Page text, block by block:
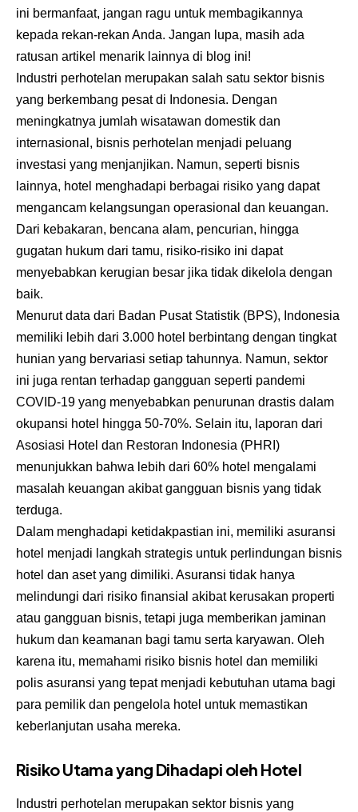
ini bermanfaat, jangan ragu untuk membagikannya
kepada rekan-rekan Anda. Jangan lupa, masih ada
ratusan artikel menarik lainnya di blog ini!
Industri perhotelan merupakan salah satu sektor bisnis
yang berkembang pesat di Indonesia. Dengan
meningkatnya jumlah wisatawan domestik dan
internasional, bisnis perhotelan menjadi peluang
investasi yang menjanjikan. Namun, seperti bisnis
lainnya, hotel menghadapi berbagai risiko yang dapat
mengancam kelangsungan operasional dan keuangan.
Dari kebakaran, bencana alam, pencurian, hingga
gugatan hukum dari tamu, risiko-risiko ini dapat
menyebabkan kerugian besar jika tidak dikelola dengan
baik.
Menurut data dari Badan Pusat Statistik (BPS), Indonesia
memiliki lebih dari 3.000 hotel berbintang dengan tingkat
hunian yang bervariasi setiap tahunnya. Namun, sektor
ini juga rentan terhadap gangguan seperti pandemi
COVID-19 yang menyebabkan penurunan drastis dalam
okupansi hotel hingga 50-70%. Selain itu, laporan dari
Asosiasi Hotel dan Restoran Indonesia (PHRI)
menunjukkan bahwa lebih dari 60% hotel mengalami
masalah keuangan akibat gangguan bisnis yang tidak
terduga.
Dalam menghadapi ketidakpastian ini, memiliki asuransi
hotel menjadi langkah strategis untuk perlindungan bisnis
hotel dan aset yang dimiliki. Asuransi tidak hanya
melindungi dari risiko finansial akibat kerusakan properti
atau gangguan bisnis, tetapi juga memberikan jaminan
hukum dan keamanan bagi tamu serta karyawan. Oleh
karena itu, memahami risiko bisnis hotel dan memiliki
polis asuransi yang tepat menjadi kebutuhan utama bagi
para pemilik dan pengelola hotel untuk memastikan
keberlanjutan usaha mereka.
Risiko Utama yang Dihadapi oleh Hotel
Industri perhotelan merupakan sektor bisnis yang